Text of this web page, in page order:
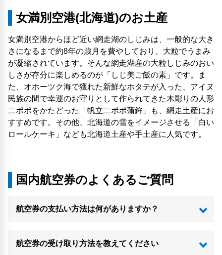
女満別空港(北海道)のお土産
女満別空港からほど近い網走湖のしじみは、一般的な大き
さになるまで約8年の歳月を費やしており、大粒でうまみ
が凝縮されています。そんな網走湖産の大粒しじみのおい
しさが存分に楽しめるのが「しじ美ご飯の素」です。ま
た、オホーツク海で獲れた新鮮なホタテが入った、アイヌ
民族の間で幸運のお守りとして作られてきた木彫りの人形
二ポポをかたどった「帆立二ポポ蒲鉾」も、網走土産にお
すすめです。その他、北海道の雪をイメージさせる「白い
ロールケーキ」なども北海道土産や手土産に人気です。
国内航空券のよくあるご質問
航空券の支払い方法は何がありますか？
航空券の受け取り方法を教えてください